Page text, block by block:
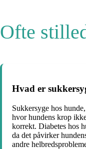
Ofte
Hvad er
Sukkersyge hos
hvor hundens krop
korrekt. Diabetes hos
da det påvirker
andre